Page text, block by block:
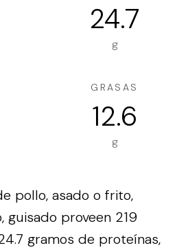
24.7
g
GRASAS
12.6
g
pollo, asado o frito,
guisado proveen 219
gramos de proteínas,